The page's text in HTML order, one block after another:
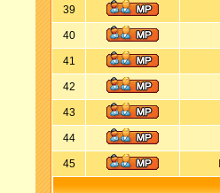
39
40
41
42
43
44
45